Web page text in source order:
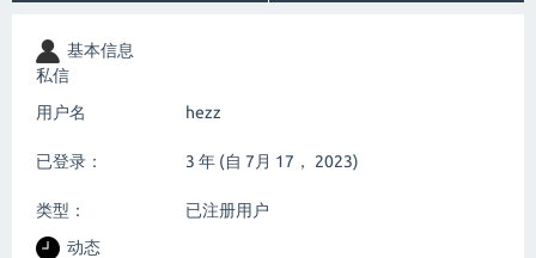
基本信息
私信
用户名
hezz
已登录： 3 年 (自 7月 17， 2023)
类型：
已注册用户
动态